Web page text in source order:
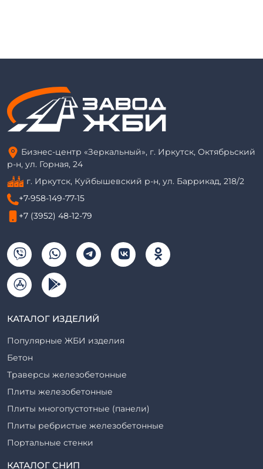
Бизнес-центр «Зеркальный», г. Иркутск, Октябрьский
р-н, ул. Горная, 24
г. Иркутск, Куйбышевский р-н, ул. Баррикад, 218/2
+7-958-149-77-15
+7 (3952) 48-12-79
КАТАЛОГ ИЗДЕЛИЙ
Популярные ЖБИ изделия
Бетон
Траверсы железобетонные
Плиты железобетонные
Плиты многопустотные (панели)
Плиты ребристые железобетонные
Портальные стенки
Прогоны железобетонные
КАТАЛОГ СНИП